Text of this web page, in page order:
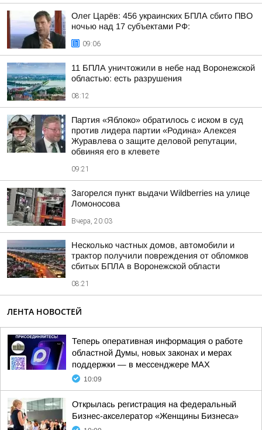
Олег Царёв: 456 украинских БПЛА сбито ПВО
ночью над 17 субъектами РФ:
09:06
11 БПЛА уничтожили в небе над Воронежской
областью: есть разрушения
08:12
Партия «Яблоко» обратилось с иском в суд
против лидера партии «Родина» Алексея
Журавлева о защите деловой репутации,
обвиняя его в клевете
09:21
Загорелся пункт выдачи Wildberries на улице
Ломоносова
Вчера, 20:03
Несколько частных домов, автомобили и
трактор получили повреждения от обломков
сбитых БПЛА в Воронежской области
08:21
ЛЕНТА НОВОСТЕЙ
Теперь оперативная информация о работе
областной Думы, новых законах и мерах
поддержки — в мессенджере МАХ
10:09
Открылась регистрация на федеральный
Бизнес-акселератор «Женщины Бизнеса»